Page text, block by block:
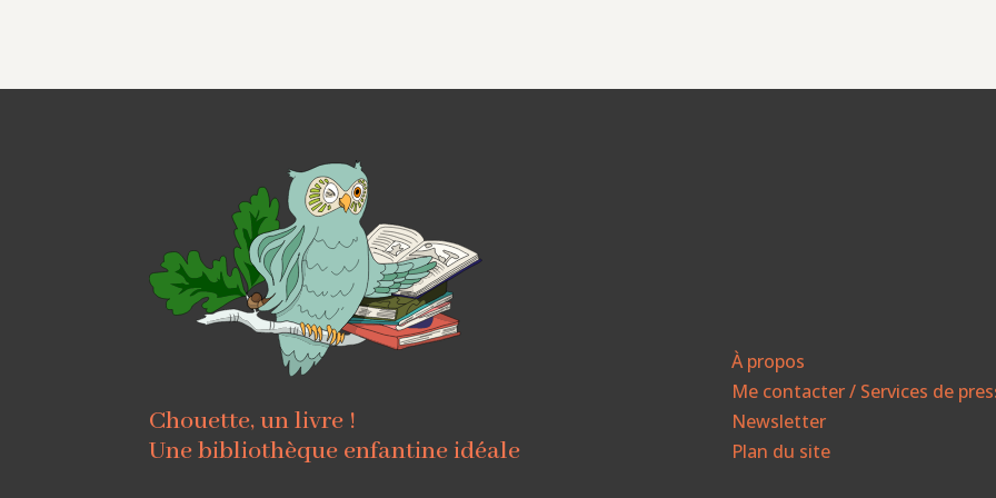
Chouette, un livre !
Une bibliothèque enfantine idéale
À propos
Me contacter / Services de
Newsletter
Plan du site